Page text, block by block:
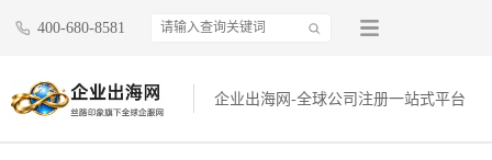
400-680-8581
企业出海网-全球公司注册一站式平台